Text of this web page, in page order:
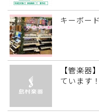
キーボー
【管楽器
ています！